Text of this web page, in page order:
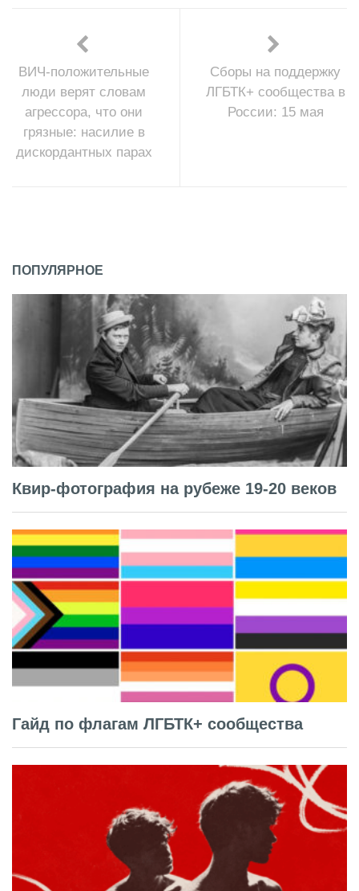
ВИЧ-положительные
люди верят словам
агрессора, что они
грязные: насилие в
дискордантных парах
Сборы на поддержку
ЛГБТК+ сообщества в
России: 15 мая
ПОПУЛЯРНОЕ
Квир-фотография на рубеже 19-20 веков
Гайд по флагам ЛГБТК+ сообщества